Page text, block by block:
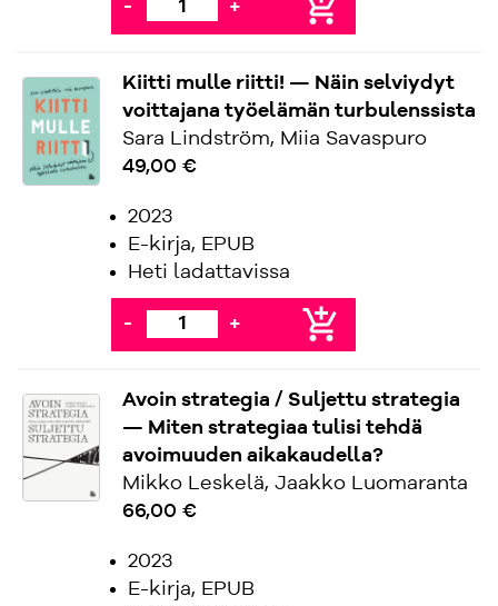
- +
Kiitti mulle riitti! — Näin selviydyt
voittajana työelämän turbulenssista
Sara Lindström, Miia Savaspuro
49,00 €
2023
E-kirja, EPUB
Heti ladattavissa
- + add_shopping_cart
Avoin strategia / Suljettu strategia
— Miten strategiaa tulisi tehdä
avoimuuden aikakaudella?
Mikko Leskelä, Jaakko Luomaranta
66,00 €
2023
E-kirja, EPUB